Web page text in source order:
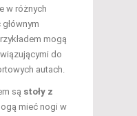
w różnych
mogą
do
autach.
są stoły z
mieć nogi w